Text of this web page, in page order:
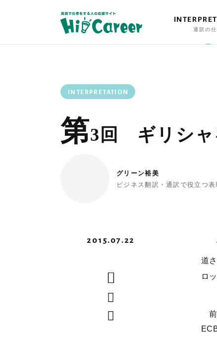
通訳の仕
INTERPRETATION
第3回 ギリシャ
グリーン裕美
ビジネス翻訳・通訳で役立つ表
2015.07.22
道
ロ
前